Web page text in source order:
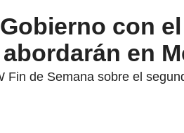
con
en
Fin de Semana sobre el